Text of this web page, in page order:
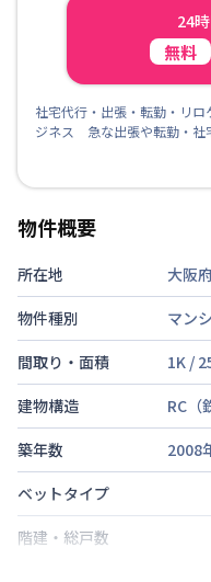
24
無料
社宅代行・出張・転勤・リ
ジネス 急な出張や転勤・社
物件概要
所在地
大阪
物件種別
マン
間取り・面積
1K /
建物構造
RC（
築年数
2008
ベットタイプ
階建・総戸数